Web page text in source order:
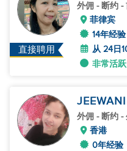
直接聘用
外佣 - 断约 -
菲律宾
14年经验
从 24日
非常活跃
JEEWANI
外佣 - 断约 -
香港
0年经验